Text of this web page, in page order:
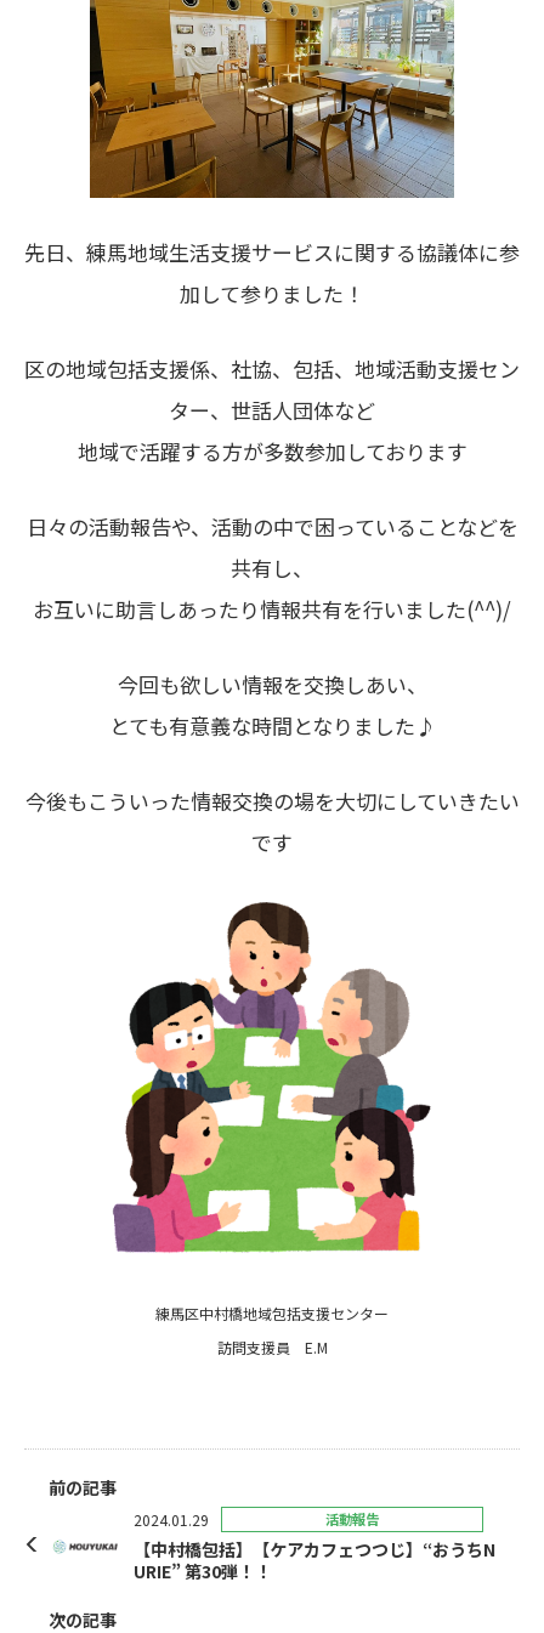
先日、練馬地域生活支援サービスに関する協議体に参
加して参りました！
区の地域包括支援係、社協、包括、地域活動支援セン
ター、世話人団体など
地域で活躍する方が多数参加しております
日々の活動報告や、活動の中で困っていることなどを
共有し、
お互いに助言しあったり情報共有を行いました(^^)/
今回も欲しい情報を交換しあい、
とても有意義な時間となりました♪
今後もこういった情報交換の場を大切にしていきたい
です
練馬区中村橋地域包括支援センター
訪問支援員 E.M
前の記事
2024.01.29 活動報告
【中村橋包括】【ケアカフェつつじ】“おうちN
URIE” 第30弾！！
次の記事